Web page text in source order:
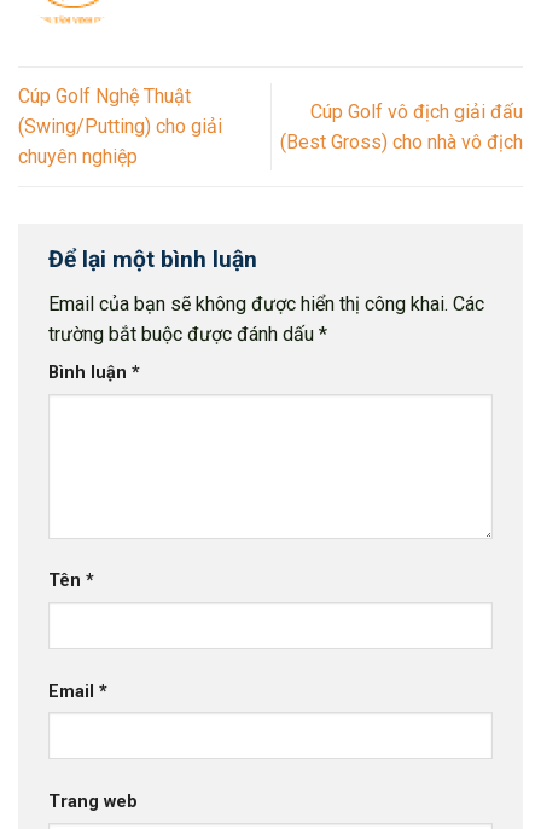
Cúp Golf Nghệ Thuật
(Swing/Putting) cho giải
chuyên nghiệp
Cúp Golf vô địch giải đấu
(Best Gross) cho nhà vô địch
Để lại một bình luận
Email của bạn sẽ không được hiển thị công khai. Các
trường bắt buộc được đánh dấu *
Bình luận *
Tên *
Email *
Trang web